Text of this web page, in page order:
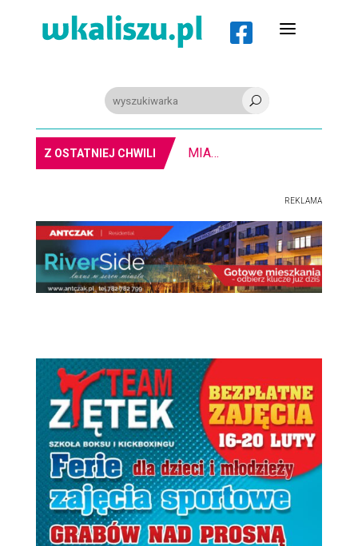
 a
U
Z OSTATNIEJ CHWILI 8-11.8. Warsztaty pisania ikon w Pałacu Lipskich
REKLAMA